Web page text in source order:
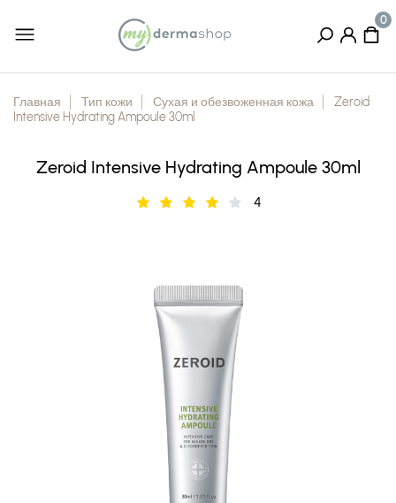
Главная Тип кожи Сухая и обезвоженная кожа
Zeroid
Intensive Hydrating Ampoule 30ml
Zeroid Intensive Hydrating Ampoule 30ml
4